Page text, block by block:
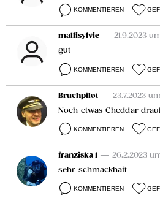
KOMMENTIEREN
mallisylvie — 21.9.2023
gut
KOMMENTIEREN
Bruchpilot — 23.7.2023
Noch etwas Cheddar
KOMMENTIEREN
franziska 1 — 26.2.2023 um
sehr schmackhaft
KOMMENTIEREN